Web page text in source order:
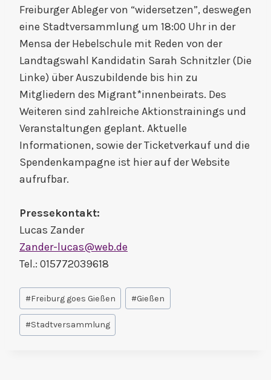
Freiburger Ableger von “widersetzen”, deswegen
eine Stadtversammlung um 18:00 Uhr in der
Mensa der Hebelschule mit Reden von der
Landtagswahl Kandidatin Sarah Schnitzler (Die
Linke) über Auszubildende bis hin zu
Mitgliedern des Migrant*innenbeirats. Des
Weiteren sind zahlreiche Aktionstrainings und
Veranstaltungen geplant. Aktuelle
Informationen, sowie der Ticketverkauf und die
Spendenkampagne ist hier auf der Website
aufrufbar.
Pressekontakt:
Lucas Zander
Zander-lucas@web.de
Tel.: 015772039618
Schlagworte:
#Freiburg goes Gießen #Gießen
#Stadtversammlung